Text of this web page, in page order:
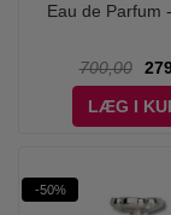
Eau de Parfum
700,00
LÆG I
-50%